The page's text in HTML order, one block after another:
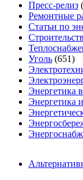
Пресс-релиз
Ремонтные
Статьи по
Уголь (651)
Энергетика
Энергетика